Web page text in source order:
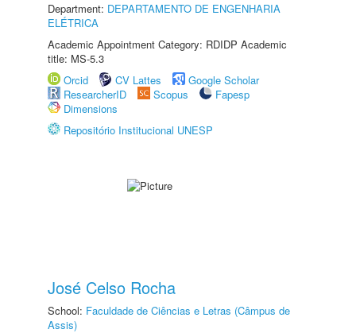
Department: DEPARTAMENTO DE ENGENHARIA
ELÉTRICA
Academic Appointment Category: RDIDP Academic
title: MS-5.3
Orcid
CV Lattes
Google Scholar
ResearcherID
Scopus
Fapesp
Dimensions
Repositório Institucional UNESP
José Celso Rocha
School: Faculdade de Ciências e Letras (Câmpus de
Assis)